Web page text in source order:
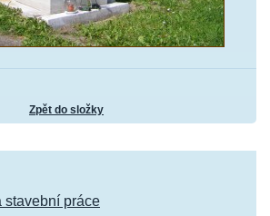
Zpět do složky
stavební práce